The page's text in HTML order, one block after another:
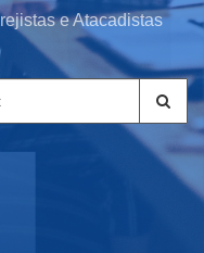
e Atacadistas